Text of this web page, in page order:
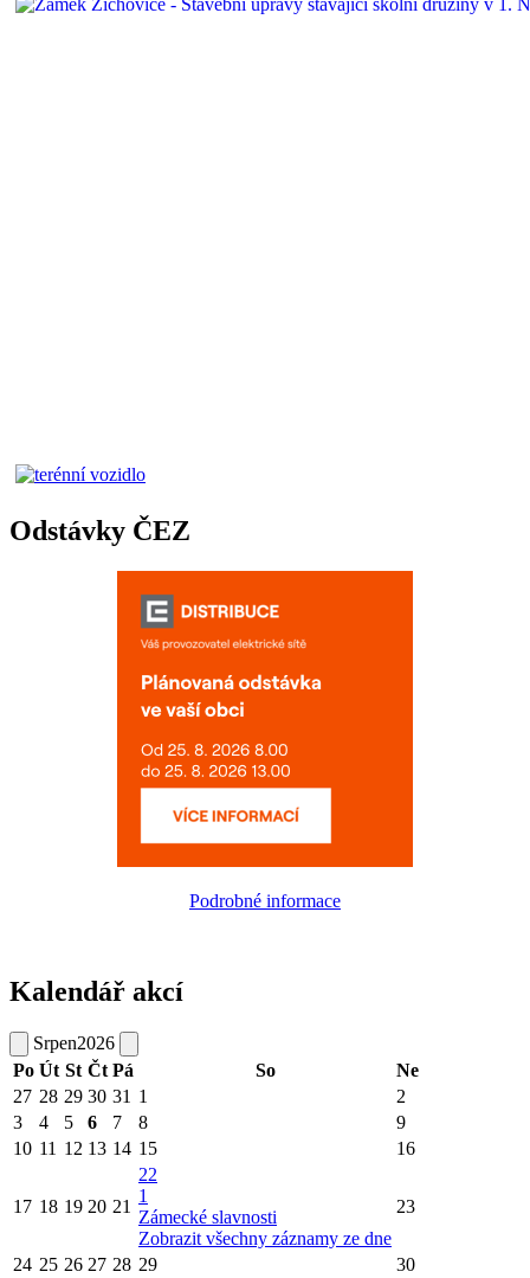
Odstávky ČEZ
Podrobné informace
Kalendář akcí
Srpen2026
Po Út St Čt Pá So
Ne
27 28 29 30 31 1
2
3
4 5 6 7 8
9
10 11 12 13 14 15 16
17 18 19 20 21
22
1
Zámecké slavnosti
Zobrazit všechny záznamy ze dne
23
24 25 26 27 28 29
30